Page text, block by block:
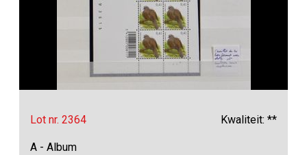
Lot nr. 2364 Kwaliteit: **
A - Album